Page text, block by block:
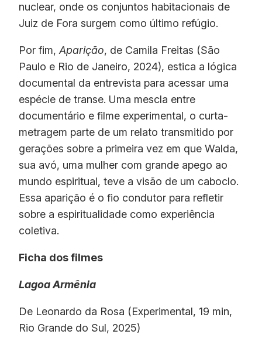
nuclear, onde os conjuntos habitacionais de
Juiz de Fora surgem como último refúgio.
Por fim,Aparição, de Camila Freitas (São
Paulo e Rio de Janeiro, 2024), estica a lógica
documental da entrevista para acessar uma
espécie de transe. Uma mescla entre
documentário e filme experimental, o curta-
metragem parte de um relato transmitido por
gerações sobre a primeira vez em que Walda,
sua avó, uma mulher com grande apego ao
mundo espiritual, teve a visão de um caboclo.
Essa aparição é o fio condutor para refletir
sobre a espiritualidade como experiência
coletiva.
Ficha dos filmes
Lagoa Armênia
De Leonardo da Rosa (Experimental, 19 min,
Rio Grande do Sul, 2025)